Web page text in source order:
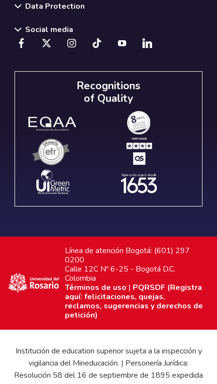
Data Protection
Social media
Recognitions
of Quality
Línea de atención Bogotá: (601) 297
0200
Calle 12C Nº 6-25 - Bogotá D.C.
Colombia
Términos de uso | PQRSDF (Registra
aquí: felicitaciones, quejas,
reclamos, sugerencias y derechos de
petición)
Institución de education superior sujeta a la inspección y
vigilancia del Mineducación. | Personería Jurídica:
Resolución 58 del 16 de septiembre de 1895 expedida